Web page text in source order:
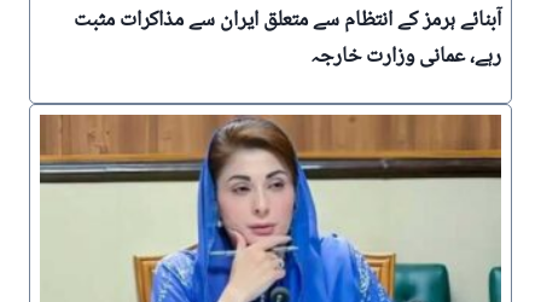
آبنائے ہرمز کے انتظام سے متعلق ایران سے مذاکرات مثبت
رہے، عمانی وزارت خارجہ